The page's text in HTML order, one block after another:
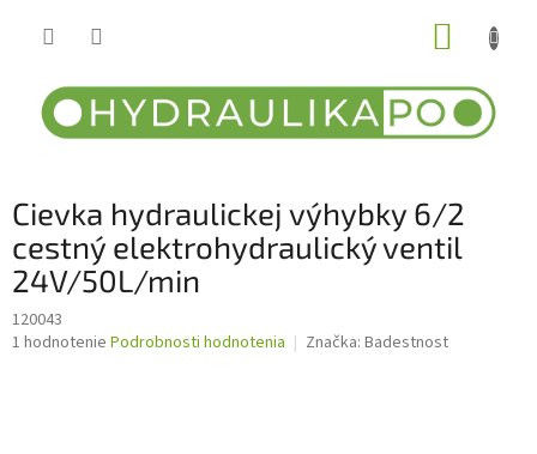
Cievka hydraulickej výhybky 6/2
cestný elektrohydraulický ventil
24V/50L/min
120043
Priemerné
1 hodnotenie Podrobnosti hodnotenia Značka: Badestnost